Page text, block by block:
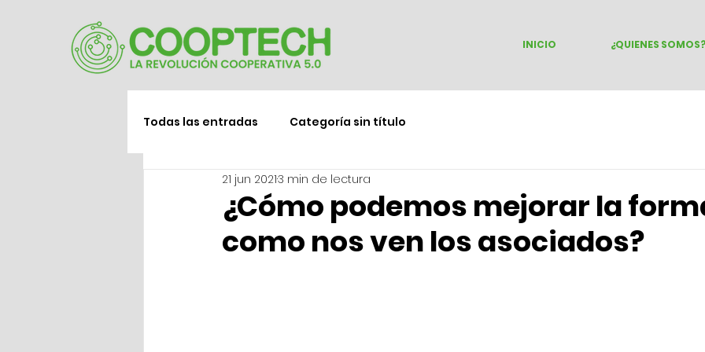
INICIO ¿QUIENES SOMOS?
Todas las entradas Categoría sin título
¿Cómo podemos mejorar la
como nos ven los asociados?
21 jun 20213 min de lectura